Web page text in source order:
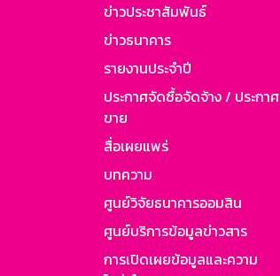
ข่าวประชาสัมพันธ์
ข่าวธนาคาร
รายงานประจำปี
ประกาศจัดซื้อจัดจ้าง / ประกาศ
ขาย
สื่อเผยแพร่
บทความ
ศูนย์วิจัยธนาคารออมสิน
ศูนย์บริการข้อมูลข่าวสาร
การเปิดเผยข้อมูลและความ